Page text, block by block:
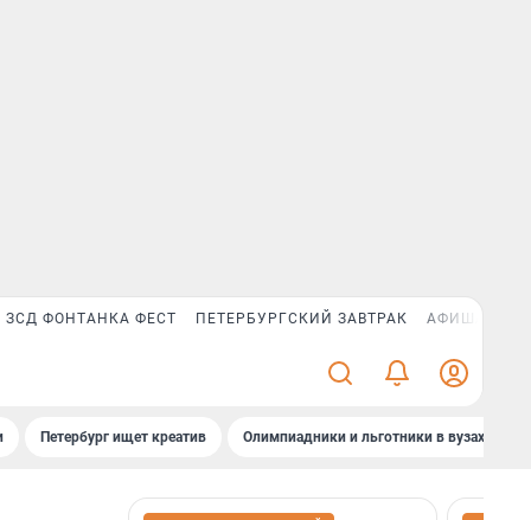
ЗСД ФОНТАНКА ФЕСТ ПЕТЕРБУРГСКИЙ ЗАВТРАК АФИША PLUS
Петербург ищет креатив Олимпиадники и льготники в вузах СПб